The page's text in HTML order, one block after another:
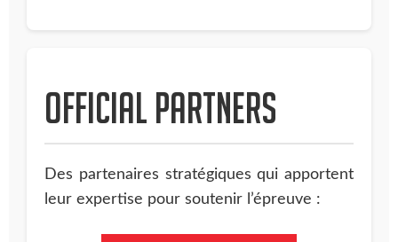
Official partners
Des partenaires stratégiques qui apportent
leur expertise pour soutenir l’épreuve :